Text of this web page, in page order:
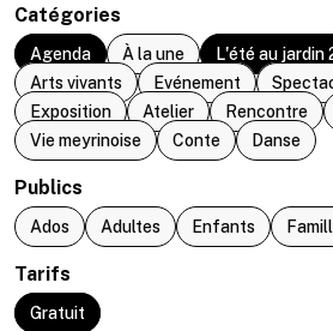
Catégories
Agenda À la une L'été au jardin
Arts vivants
Evénement
Exposition
Atelier Rencontre
Vie meyrinoise
Conte Danse
Publics
Ados Adultes Enfants
Tarifs
Gratuit